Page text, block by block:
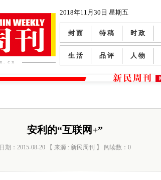
2018年11月30日 星期五
封 面 特 稿 时 政
生 活 品 评 人 物
安利的“互联网+”
日期：2015-08-20 【 来源 : 新民周刊 】 阅读数： 0